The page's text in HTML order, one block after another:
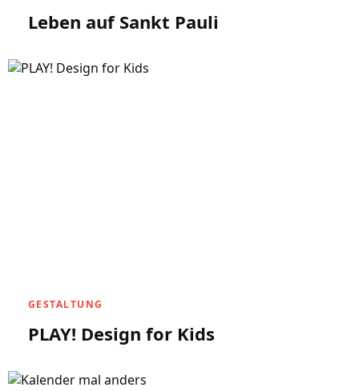
Leben auf Sankt Pauli
GESTALTUNG
PLAY! Design for Kids